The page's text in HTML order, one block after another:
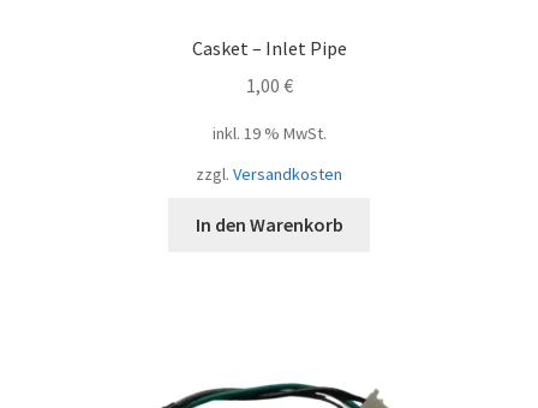
Casket – Inlet Pipe
1,00 €
inkl. 19 % MwSt.
zzgl. Versandkosten
In den Warenkorb